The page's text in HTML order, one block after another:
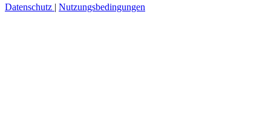
Datenschutz | Nutzungsbedingungen